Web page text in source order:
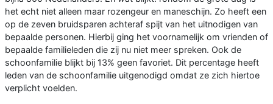
het echt niet alleen maar rozengeur en maneschijn. Zo heeft een
op de zeven bruidsparen achteraf spijt van het uitnodigen van
bepaalde personen. Hierbij ging het voornamelijk om vrienden of
bepaalde familieleden die zij nu niet meer spreken. Ook de
schoonfamilie blijkt bij 13% geen favoriet. Dit percentage heeft
leden van de schoonfamilie uitgenodigd omdat ze zich hiertoe
verplicht voelden.